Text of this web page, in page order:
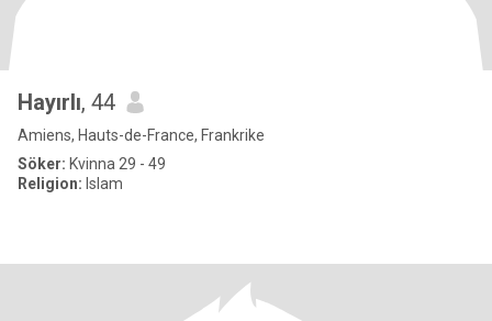
Hayırlı, 44
Amiens, Hauts-de-France, Frankrike
Söker: Kvinna 29 - 49
Religion: Islam